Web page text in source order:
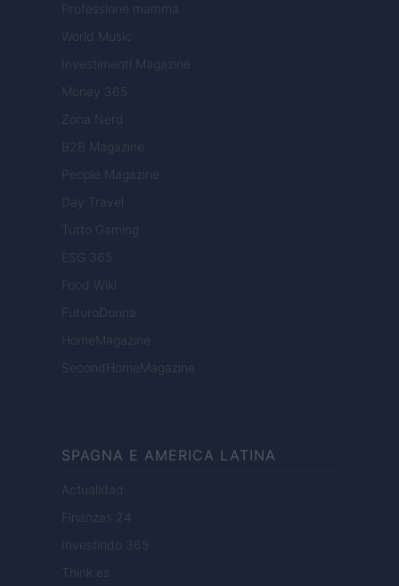
Professione mamma
World Music
Investimenti Magazine
Money 365
Zona Nerd
B2B Magazine
People Magazine
Day Travel
Tutto Gaming
ESG 365
Food Wiki
FuturoDonna
HomeMagazine
SecondHomeMagazine
SPAGNA E AMERICA LATINA
Actualidad
Finanzas 24
Investindo 365
Think.es